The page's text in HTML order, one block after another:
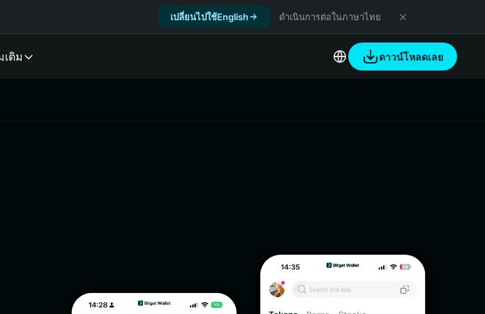
เปลี่ยนไปใช้English ดำเนินการต่อในภาษาไทย
เติม ดาวน์โหลดเลย